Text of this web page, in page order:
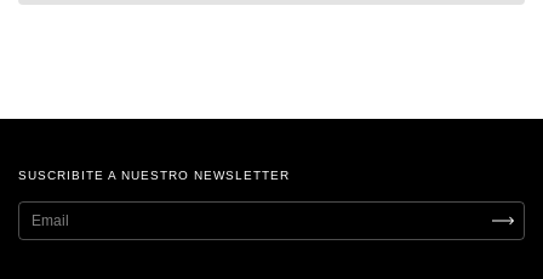
SUSCRIBITE A NUESTRO NEWSLETTER